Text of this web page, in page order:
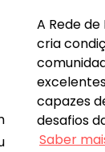
A Rede
cria
capazes
desafios
Saber